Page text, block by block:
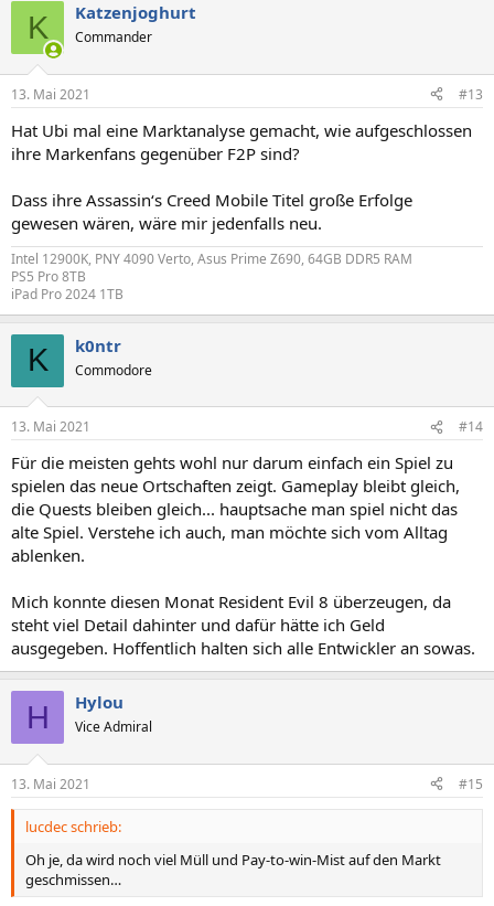
e
:
K Katzenjoghurt
Commander
13. Mai 2021 #13
Hat Ubi mal eine Marktanalyse gemacht, wie aufgeschlossen
ihre Markenfans gegenüber F2P sind?
Dass ihre Assassin‘s Creed Mobile Titel große Erfolge
gewesen wären, wäre mir jedenfalls neu.
Intel 12900K, PNY 4090 Verto, Asus Prime Z690, 64GB DDR5 RAM
PS5 Pro 8TB
iPad Pro 2024 1TB
K k0ntr
Commodore
13. Mai 2021 #14
Für die meisten gehts wohl nur darum einfach ein Spiel zu
spielen das neue Ortschaften zeigt. Gameplay bleibt gleich,
die Quests bleiben gleich... hauptsache man spiel nicht das
alte Spiel. Verstehe ich auch, man möchte sich vom Alltag
ablenken.
Mich konnte diesen Monat Resident Evil 8 überzeugen, da
steht viel Detail dahinter und dafür hätte ich Geld
ausgegeben. Hoffentlich halten sich alle Entwickler an sowas.
H Hylou
Vice Admiral
13. Mai 2021 #15
lucdec schrieb:
Oh je, da wird noch viel Müll und Pay-to-win-Mist auf den Markt
geschmissen…